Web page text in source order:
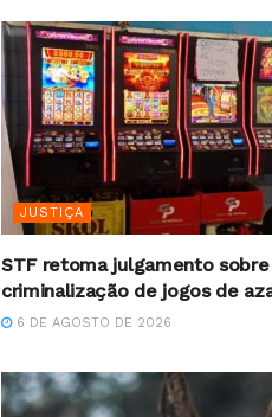
JUSTIÇA
STF retoma julgamento
criminalização de jogos de
6 DE AGOSTO DE 2026